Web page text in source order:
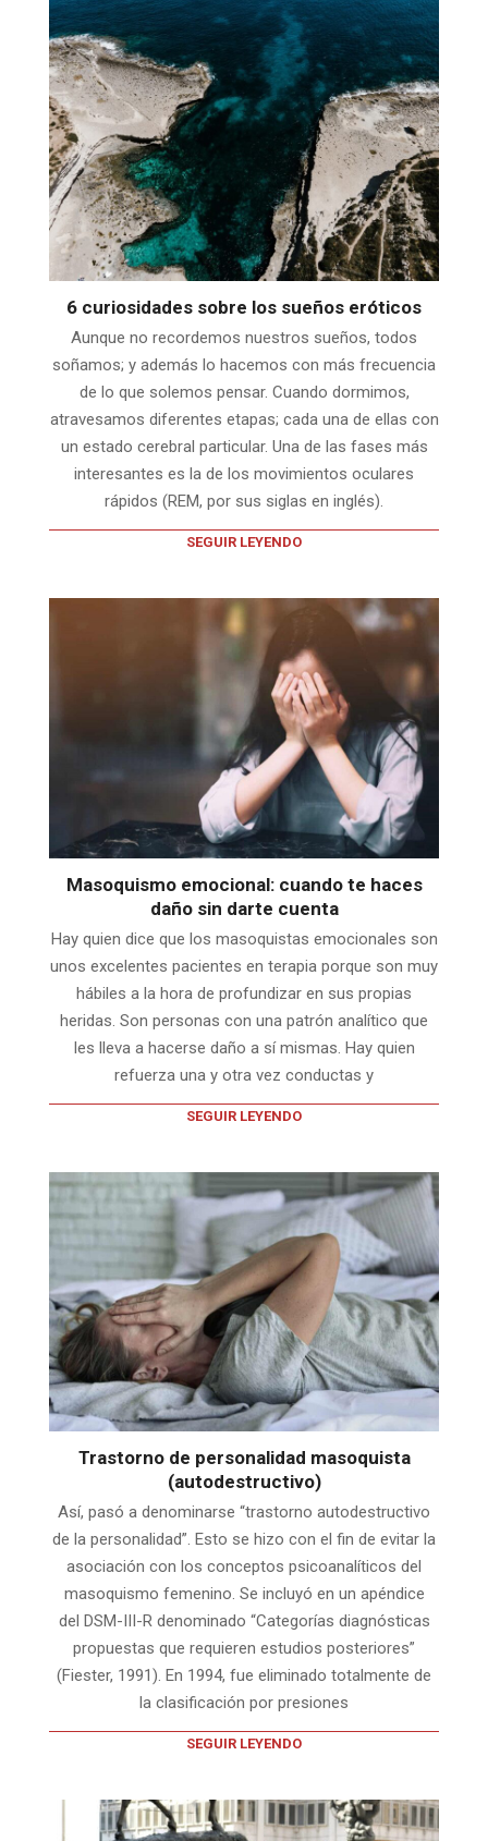
6 curiosidades sobre los sueños eróticos
Aunque no recordemos nuestros sueños, todos
soñamos; y además lo hacemos con más frecuencia
de lo que solemos pensar. Cuando dormimos,
atravesamos diferentes etapas; cada una de ellas con
un estado cerebral particular. Una de las fases más
interesantes es la de los movimientos oculares
rápidos (REM, por sus siglas en inglés).
SEGUIR LEYENDO
Masoquismo emocional: cuando te haces
daño sin darte cuenta
Hay quien dice que los masoquistas emocionales son
unos excelentes pacientes en terapia porque son muy
hábiles a la hora de profundizar en sus propias
heridas. Son personas con una patrón analítico que
les lleva a hacerse daño a sí mismas. Hay quien
refuerza una y otra vez conductas y
SEGUIR LEYENDO
Trastorno de personalidad masoquista
(autodestructivo)
Así, pasó a denominarse “trastorno autodestructivo
de la personalidad”. Esto se hizo con el fin de evitar la
asociación con los conceptos psicoanalíticos del
masoquismo femenino. Se incluyó en un apéndice
del DSM-III-R denominado “Categorías diagnósticas
propuestas que requieren estudios posteriores”
(Fiester, 1991). En 1994, fue eliminado totalmente de
la clasificación por presiones
SEGUIR LEYENDO